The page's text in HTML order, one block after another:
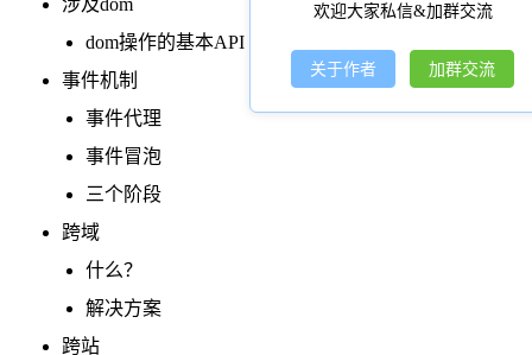
欢迎大家私信&加群交流
关于作者 加群交流
dom操作的基本API（CRUD）
事件机制
事件代理
事件冒泡
三个阶段
跨域
什么？
解决方案
跨站